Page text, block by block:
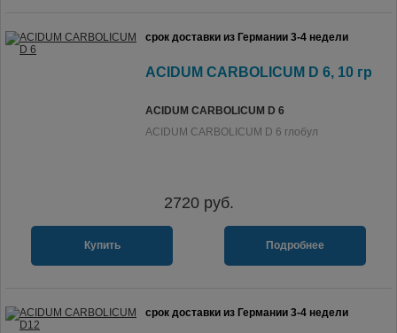
срок доставки из Германии 3-4 недели
ACIDUM CARBOLICUM D 6, 10 гр
ACIDUM CARBOLICUM D 6
ACIDUM CARBOLICUM D 6 глобул
2720руб.
Купить Подробнее
срок доставки из Германии 3-4 недели